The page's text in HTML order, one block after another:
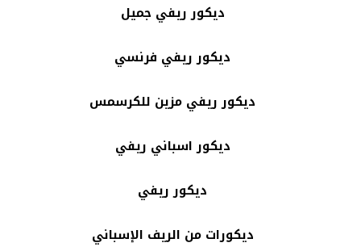
ديكور ريفي جميل
ديكور ريفي فرنسي
ديكور ريفي مزين للكرسمس
ديكور اسباني ريفي
ديكور ريفي
ديكورات من الريف الإسباني